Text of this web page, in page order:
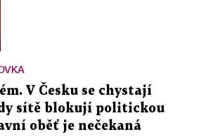
V Česku se chystají
sítě blokují politickou
oběť je nečekaná